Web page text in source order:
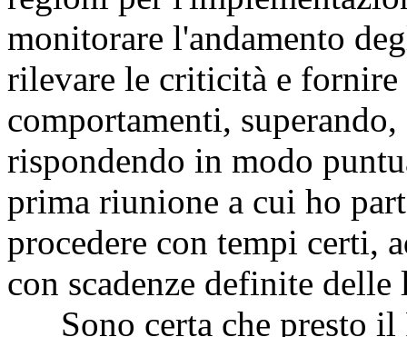
monitorare l'andamento
rilevare le criticità e
comportamenti,
rispondendo in modo
prima riunione a cui ho
procedere con tempi certi,
con scadenze definite
Sono certa che presto il